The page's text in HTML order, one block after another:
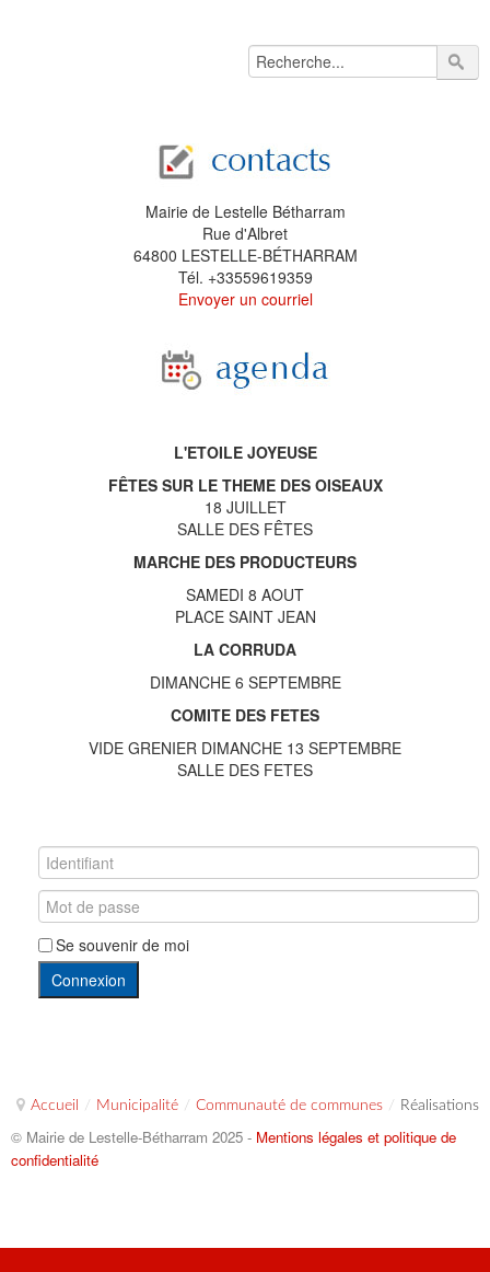
Mairie de Lestelle Bétharram
Rue d'Albret
64800 LESTELLE-BÉTHARRAM
Tél. +33559619359
Envoyer un courriel
L'ETOILE JOYEUSE
FÊTES SUR LE THEME DES OISEAUX
18 JUILLET
SALLE DES FÊTES
MARCHE DES PRODUCTEURS
SAMEDI 8 AOUT
PLACE SAINT JEAN
LA CORRUDA
DIMANCHE 6 SEPTEMBRE
COMITE DES FETES
VIDE GRENIER DIMANCHE 13 SEPTEMBRE
SALLE DES FETES
Se souvenir de moi
Connexion
Accueil / Municipalité / Communauté de communes / Réalisations
© Mairie de Lestelle-Bétharram 2025 - Mentions légales et politique de
confidentialité